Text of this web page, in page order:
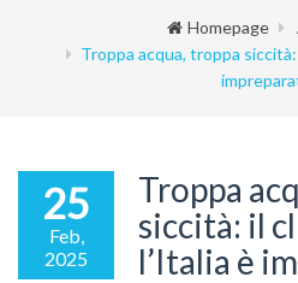
Homepage
Troppa acqua, troppa
25
Feb,
2025
Troppa
siccità: il
l’Italia è